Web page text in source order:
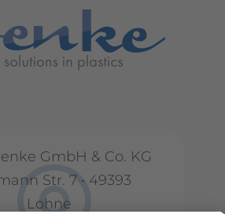
GmbH & Co. KG
Str. 7 • 49393
Lohne